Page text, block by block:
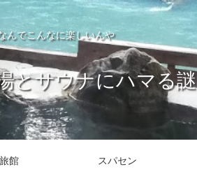
んでこんなに楽しいんや
とサウナにハマる謎
館 スパセン